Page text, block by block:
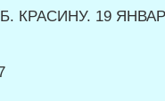
КРАСИНУ. 19